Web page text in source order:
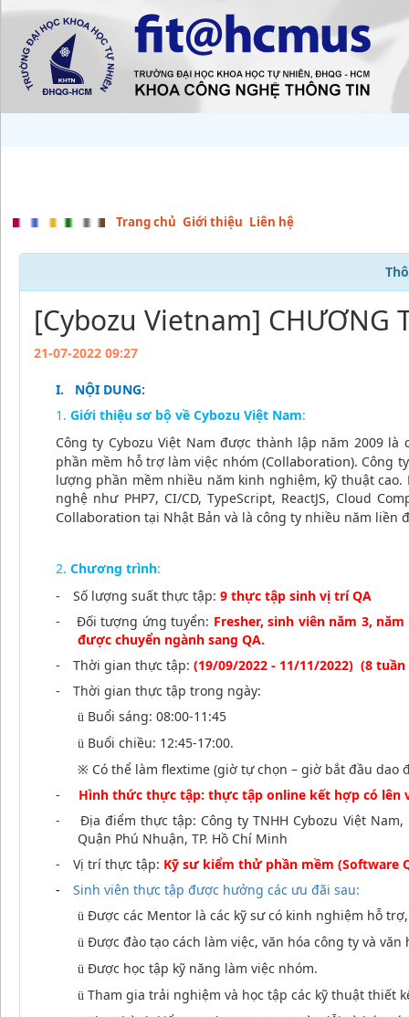
Trang chủ Giới thiệu Liên hệ
[Cybozu Vietnam] CHƯƠNG
21-07-2022 09:27
I.
NỘI DUNG:
Giới thiệu sơ bộ về Cybozu Việt Nam:
Công ty Cybozu Việt Nam được thành lập năm 2009
phần mềm hỗ trợ làm việc nhóm (Collaboration). Công
lượng phần mềm nhiều năm kinh nghiệm, kỹ thuật
nghệ như PHP7, CI/CD, TypeScript, ReactJS, Cloud
Collaboration tại Nhật Bản và là công ty nhiều năm liền
Chương trình:
-
Số lượng suất thực tập: 9 thực tập sinh vị trí QA
-
Đối tượng ứng tuyển: Fresher, sinh viên năm 3,
được chuyển ngành sang QA.
-
Thời gian thực tập: (19/09/2022 - 11/11/2022) (8
-
Thời gian thực tập trong ngày:
ü Buổi sáng: 08:00-11:45
ü Buổi chiều: 12:45-17:00.
※ Có thể làm flextime (giờ tự chọn – giờ bắt đầu dao
- Hình thức thực tập: thực tập online kết hợp có lên
-
Địa điểm thực tập: Công ty TNHH Cybozu Việt
Quận Phú Nhuận, TP. Hồ Chí Minh
-
Vị trí thực tập: Kỹ sư kiểm thử phần mềm (Software
-
Sinh viên thực tập được hưởng các ưu đãi sau:
ü Được các Mentor là các kỹ sư có kinh nghiệm hỗ
ü Được đào tạo cách làm việc, văn hóa công ty và văn
ü Được học tập kỹ năng làm việc nhóm.
ü Tham gia trải nghiệm và học tập các kỹ thuật thiết